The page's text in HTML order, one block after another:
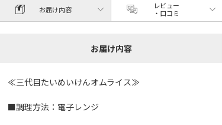
お届け内容
レビュー
・口コミ
お届け内容
≪三代目たいめいけんオムライス≫
■調理方法：電子レンジ